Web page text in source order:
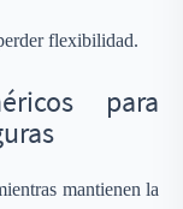
flexibilidad.
para
mantienen la